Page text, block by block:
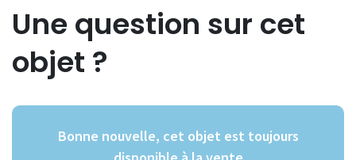
Une question sur cet
objet ?
Bonne nouvelle, cet objet est toujours